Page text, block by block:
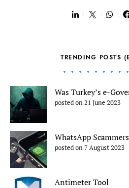
TRENDING POSTS
Was Turkey’s e-
posted on 21 June 2023
WhatsApp Scammers
posted on 7 August 2023
Antimeter Tool